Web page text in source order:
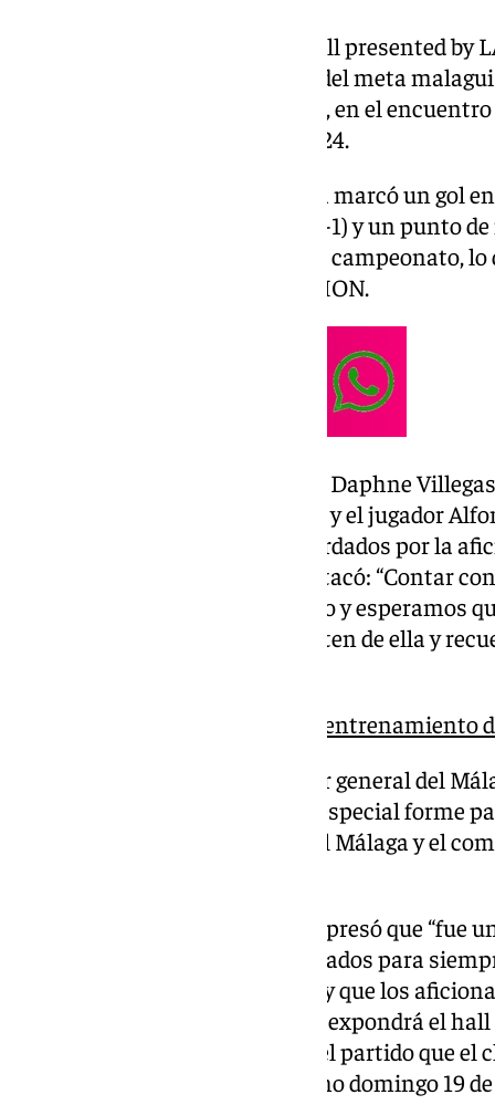
LEGENDS: The Home of Football presented by
Málaga para recoger de manos del meta
que vistió el 12 de mayo de 2024, en el
de la Primera Federación 2023/24.
En aquel partido, el guardameta marcó un gol
córner, que supuso el empate (1-1) y un punto
equipo durante la recta final del campeonato,
ascenso a LALIGA HYPERMOTION.
En el acto estuvieron presentes Daphne
Director General del Málaga CF; y el jugador
uno de los momentos más recordados por la
Villegas, CEO de LEGENDS, destacó: “Contar
el Málaga CF nos llena de orgullo y esperamos
que pasen por LEGENDS disfruten de ella y
Alfonso Herrero, baja en el entrenamiento
Por su parte, Kike Pérez, director general del
es un honor que una pieza tan especial forme
reconoce la historia reciente del Málaga y el
Finalmente, Alfonso Herrero expresó que “fue
esos instantes que quedan grabados para
mi camiseta esté en LEGENDS y que los
camiseta de Alfonso Herrero se expondrá el
hoy 16 de octubre en vísperas del partido que
de Butarque (Leganés) el próximo domingo 19